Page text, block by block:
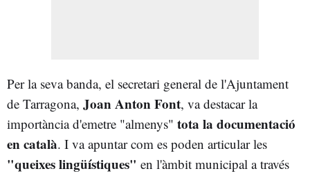
Per la seva banda, el secretari general de l'Ajuntament
de Tarragona, Joan Anton Font, va destacar la
importància d'emetre "almenys" tota la documentació
en català. I va apuntar com es poden articular les
"queixes lingüístiques" en l'àmbit municipal a través